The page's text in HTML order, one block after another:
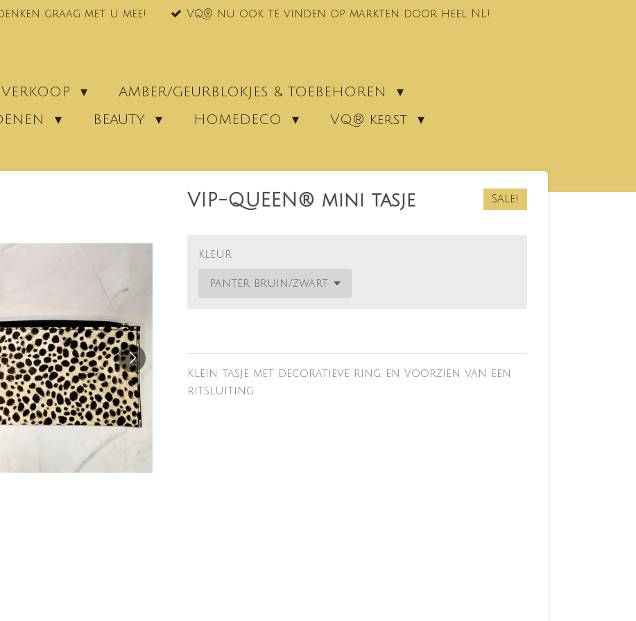
graag met u mee! VQ® nu ook te vinden op markten door heel NL!
AMBER/GEURBLOKJES & TOEBEHOREN
BEAUTY HOMEDECO
VQ® kerst
VIP-QUEEN® mini tasje Sale!
kleur
Klein tasje met decoratieve ring, en voorzien van een
ritsluiting.